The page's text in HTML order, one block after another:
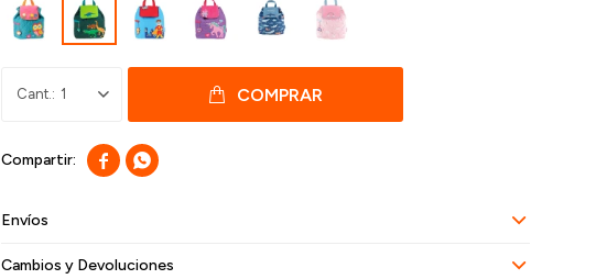
1 COMPRAR
 
Envíos
Cambios y Devoluciones